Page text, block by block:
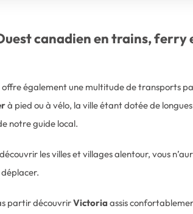
canadien en trains,
offre également une multitude de transports
à pied ou à vélo, la ville étant dotée de
notre guide local.
les villes et villages alentour, vous
partir découvrirVictoria assis